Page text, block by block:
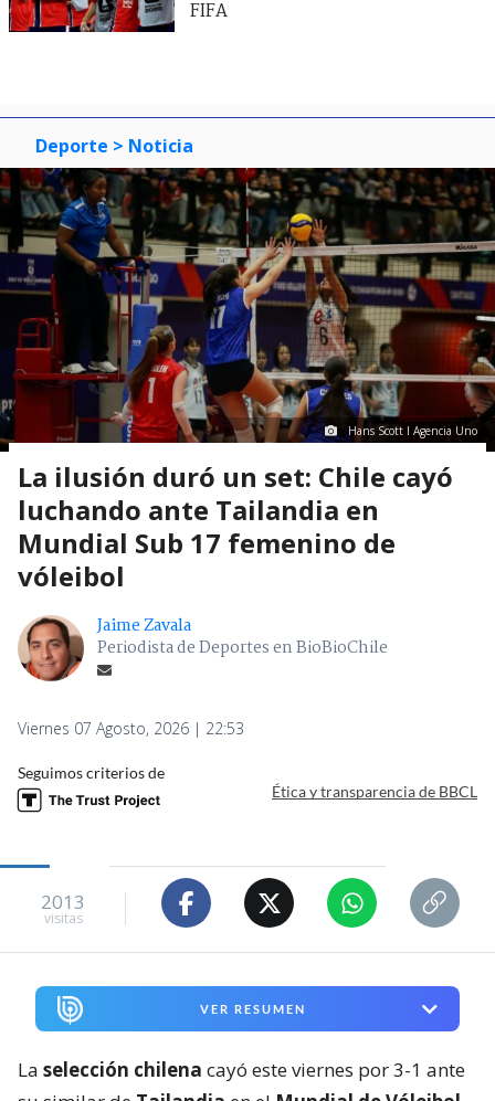
FIFA
Deporte > Noticia
Hans Scott I Agencia Uno
La ilusión duró un set: Chile cayó
luchando ante Tailandia en
Mundial Sub 17 femenino de
vóleibol
Jaime Zavala
Periodista de Deportes en BioBioChile
Viernes 07 Agosto, 2026 | 22:53
Seguimos criterios de
Ética y transparencia de BBCL
2013
visitas
VER RESUMEN
La selección chilena cayó este viernes por 3-1 ante